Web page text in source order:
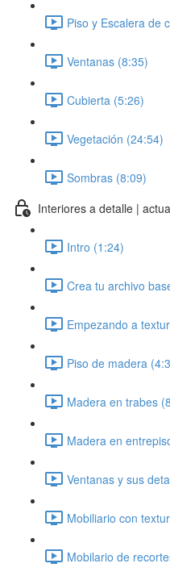
Piso y Escalera de
Ventanas (8:35)
Cubierta (5:26)
Vegetación (24:54)
Sombras (8:09)
Interiores a detalle |
Intro (1:24)
Crea tu archivo
Empezando a
Piso de madera
Madera en trabes
Madera en
Ventanas y sus
Mobiliario con
Mobilario de